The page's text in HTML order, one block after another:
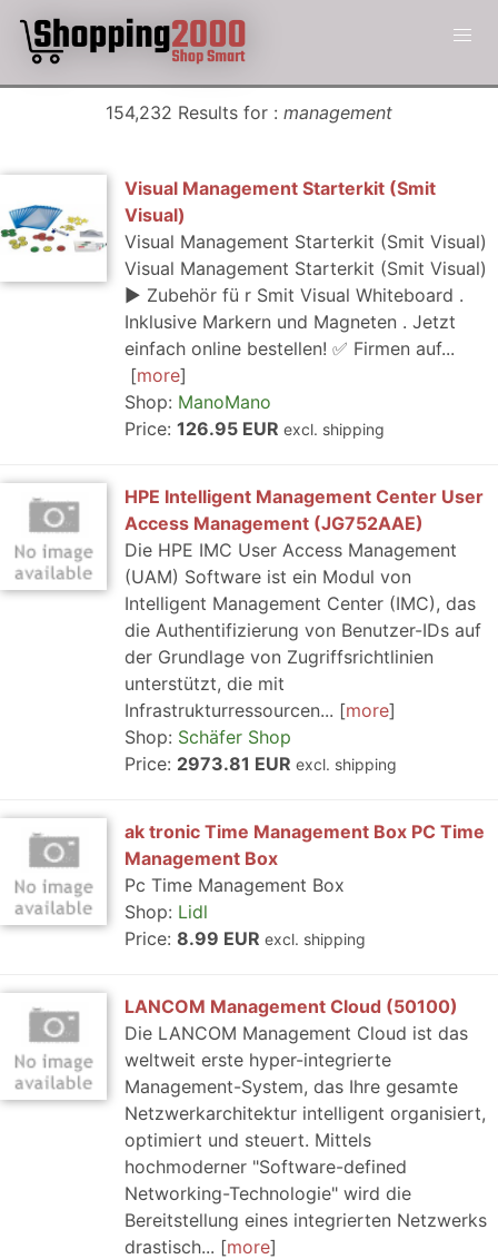
154,232 Results for : management
Visual Management Starterkit (Smit
Visual)
Visual Management Starterkit (Smit Visual)
Visual Management Starterkit (Smit Visual)
▶️ Zubehör fü r Smit Visual Whiteboard .
Inklusive Markern und Magneten . Jetzt
einfach online bestellen! ✅ Firmen auf...
more
Shop: ManoMano
Price: 126.95 EUR excl. shipping
HPE Intelligent Management Center User
Access Management (JG752AAE)
Die HPE IMC User Access Management
(UAM) Software ist ein Modul von
Intelligent Management Center (IMC), das
die Authentifizierung von Benutzer-IDs auf
der Grundlage von Zugriffsrichtlinien
unterstützt, die mit
Infrastrukturressourcen...
more
Shop: Schäfer Shop
Price: 2973.81 EUR excl. shipping
ak tronic Time Management Box PC Time
Management Box
Pc Time Management Box
Shop: Lidl
Price: 8.99 EUR excl. shipping
LANCOM Management Cloud (50100)
Die LANCOM Management Cloud ist das
weltweit erste hyper-integrierte
Management-System, das Ihre gesamte
Netzwerkarchitektur intelligent organisiert,
optimiert und steuert. Mittels
hochmoderner "Software-defined
Networking-Technologie" wird die
Bereitstellung eines integrierten Netzwerks
drastisch...
more